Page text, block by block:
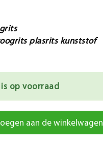
plasrits kunststof
op voorraad
aan de winkelwagen